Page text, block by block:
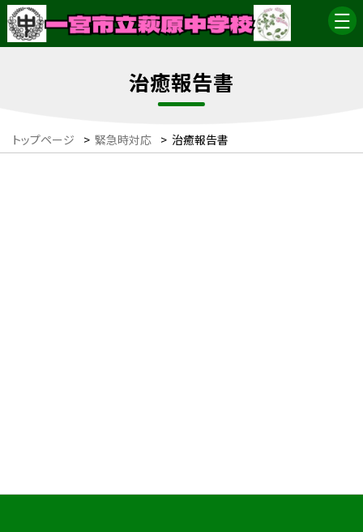
治癒報告書
トップページ > 緊急時対応 > 治癒報告書